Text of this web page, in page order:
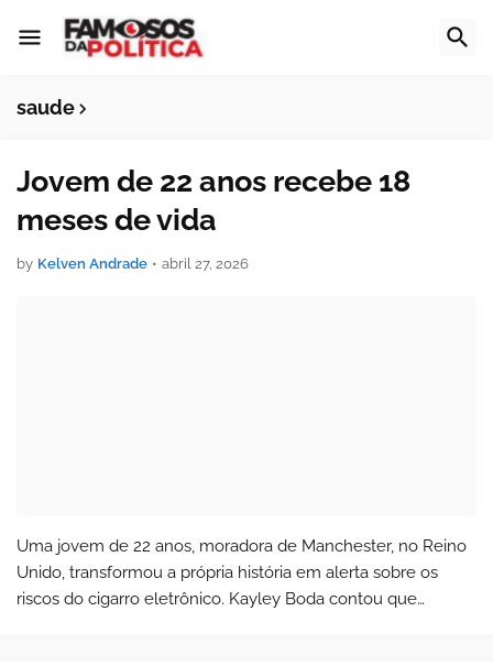
saude
Jovem de 22 anos recebe 18
meses de vida
by Kelven Andrade • abril 27, 2026
Uma jovem de 22 anos, moradora de Manchester, no Reino
Unido, transformou a própria história em alerta sobre os
riscos do cigarro eletrônico. Kayley Boda contou que